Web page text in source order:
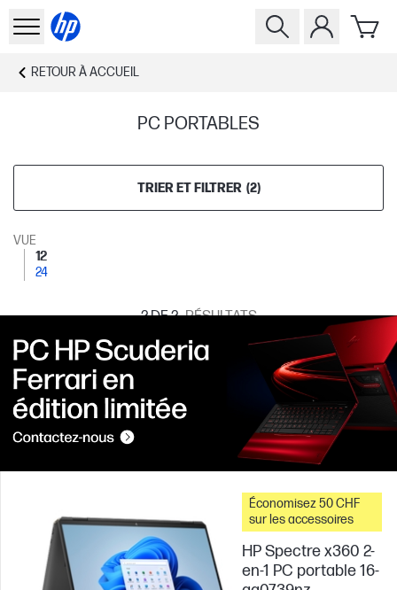
RETOUR ÀACCUEIL
PC PORTABLES
TRIER ET FILTRER (2)
VUE
12
24
2DE 2 RÉSULTATS
Économisez 50 CHF
sur les accessoires
HP Spectre x360 2-
en-1 PC portable 16-